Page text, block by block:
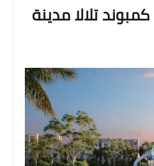
تلالا مدينة